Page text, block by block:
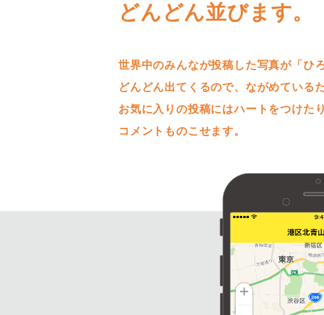
どんどん並びます。
世界中のみんなが投稿した写真が「ひ
どんどん出てくるので、ながめている
お気に入りの投稿にはハートをつけたり
コメントものこせます。